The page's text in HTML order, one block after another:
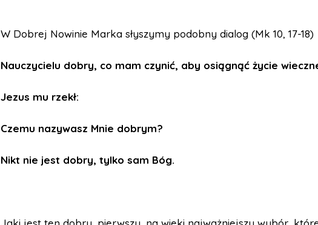
W Dobrej Nowinie Marka słyszymy podobny dialog (Mk 10, 17-18)
Nauczycielu dobry, co mam czynić, aby osiągnąć życie
Jezus mu rzekł:
Czemu nazywasz Mnie dobrym?
Nikt nie jest dobry, tylko sam Bóg.